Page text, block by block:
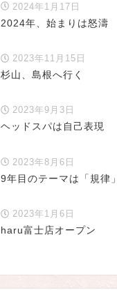
2024年1月17日
2024年、始まりは怒濤
2023年11月15日
杉山、島根へ行く
2023年9月3日
ヘッドスパは自己表現
2023年8月6日
9年目のテーマは「規律」
2023年1月6日
haru富士店オープン